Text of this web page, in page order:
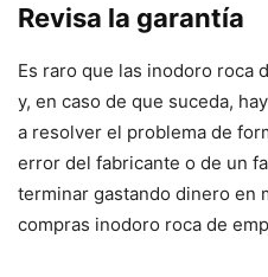
Revisa la garantía
Es raro que las inodoro roca
y, en caso de que suceda,
a resolver el problema de
error del fabricante o de un
terminar gastando dinero en
compras inodoro roca de